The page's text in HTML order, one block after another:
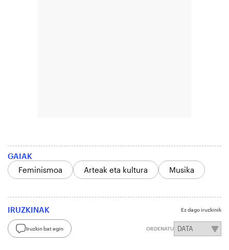
GAIAK
Feminismoa
Arteak eta kultura Musika
IRUZKINAK Ez dago iruzkinik
Iruzkin bat egin ORDENATU